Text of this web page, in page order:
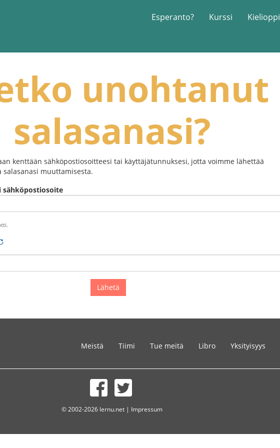
Esperanto? Kurssi Kielioppi
unohtanut
salasanasi?
kenttään sähköpostiosoitteesi tai käyttäjätunnuksesi, jotta voimme lähettää
muuttamisesta.
sähköpostiosoite
Meistä Tiimi Tue meitä Libro Yksityisyys
© 2002-2026 lernu.net | Impressum